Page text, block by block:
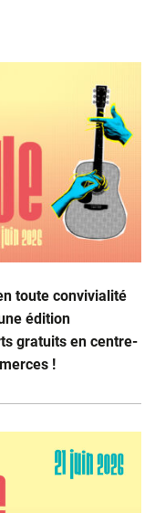
toute convivialité
édition
gratuits en centre-
!